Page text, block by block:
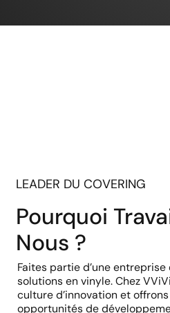
LEADER DU COVERING
Pourquoi
Nous ?
Faites partie d’une entreprise
solutions en vinyle. Chez
culture d’innovation et
opportunités de